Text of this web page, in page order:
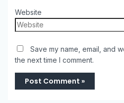
Website
Save my name, email, and
the next time I comment.